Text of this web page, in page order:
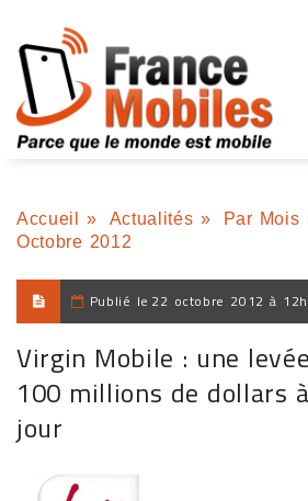
Accueil » Actualités » Par Mois
Octobre 2012
Publié le 22 octobre 2012 à
Virgin Mobile : une
100 millions de dollars
jour